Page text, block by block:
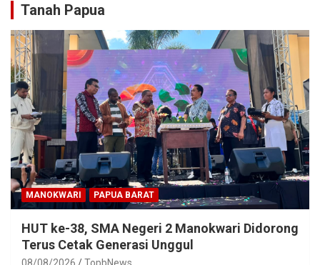
Tanah Papua
MANOKWARI PAPUA BARAT
HUT ke-38, SMA Negeri 2 Manokwari Didorong
Terus Cetak Generasi Unggul
08/08/2026 TopbNews